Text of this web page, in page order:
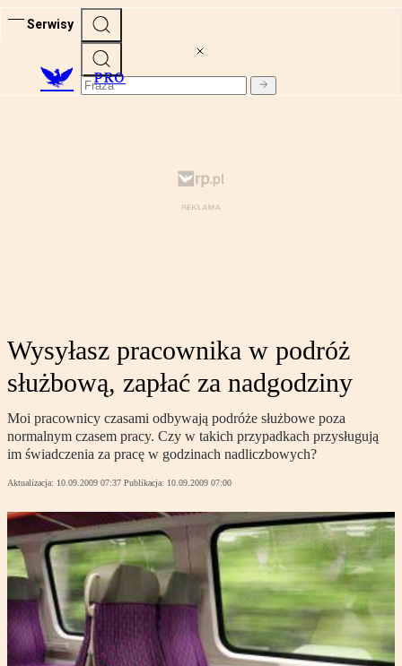
Serwisy
PRO
Wysyłasz pracownika w podróż
służbową, zapłać za nadgodziny
Moi pracownicy czasami odbywają podróże służbowe poza
normalnym czasem pracy. Czy w takich przypadkach przysługują
im świadczenia za pracę w godzinach nadliczbowych?
Aktualizacja: 10.09.2009 07:37 Publikacja: 10.09.2009 07:00